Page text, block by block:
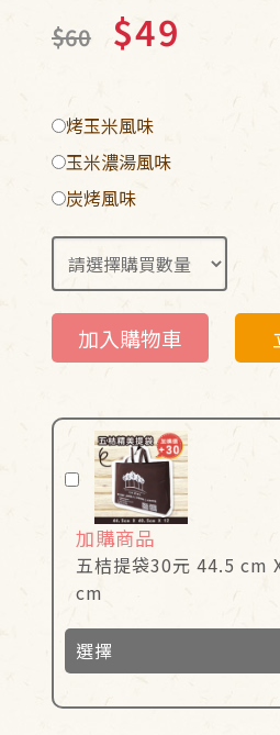
$60 $49
烤玉米風味
玉米濃湯風味
炭烤風味
加入購物車
加購商品
五桔提袋30元 44.5 cm
cm
選擇